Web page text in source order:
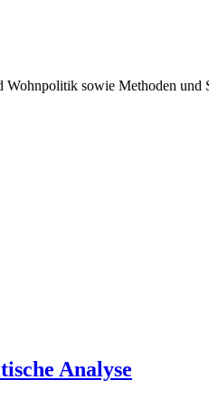
sowie Methoden und
Analyse